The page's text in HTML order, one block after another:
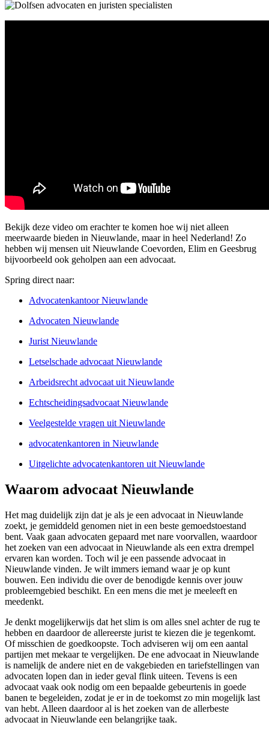
Bekijk deze video om erachter te komen hoe wij niet alleen
meerwaarde bieden in Nieuwlande, maar in heel Nederland! Zo
hebben wij mensen uit Nieuwlande Coevorden, Elim en Geesbrug
bijvoorbeeld ook geholpen aan een advocaat.
Spring direct naar:
Advocatenkantoor Nieuwlande
Advocaten Nieuwlande
Jurist Nieuwlande
Letselschade advocaat Nieuwlande
Arbeidsrecht advocaat uit Nieuwlande
Echtscheidingsadvocaat Nieuwlande
Veelgestelde vragen uit Nieuwlande
advocatenkantoren in Nieuwlande
Uitgelichte advocatenkantoren uit Nieuwlande
Waarom advocaat Nieuwlande
Het mag duidelijk zijn dat je als je een advocaat in Nieuwlande
zoekt, je gemiddeld genomen niet in een beste gemoedstoestand
bent. Vaak gaan advocaten gepaard met nare voorvallen, waardoor
het zoeken van een advocaat in Nieuwlande als een extra drempel
ervaren kan worden. Toch wil je een passende advocaat in
Nieuwlande vinden. Je wilt immers iemand waar je op kunt
bouwen. Een individu die over de benodigde kennis over jouw
probleemgebied beschikt. En een mens die met je meeleeft en
meedenkt.
Je denkt mogelijkerwijs dat het slim is om alles snel achter de rug te
hebben en daardoor de allereerste jurist te kiezen die je tegenkomt.
Of misschien de goedkoopste. Toch adviseren wij om een aantal
partijen met mekaar te vergelijken. De ene advocaat in Nieuwlande
is namelijk de andere niet en de vakgebieden en tariefstellingen van
advocaten lopen dan in ieder geval flink uiteen. Tevens is een
advocaat vaak ook nodig om een bepaalde gebeurtenis in goede
banen te begeleiden, zodat je er in de toekomst zo min mogelijk last
van hebt. Alleen daardoor al is het zoeken van de allerbeste
advocaat in Nieuwlande een belangrijke taak.